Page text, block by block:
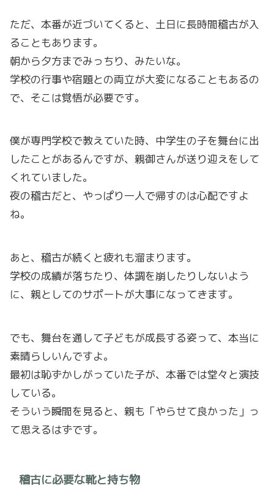
ただ、本番が近づいてくると、土日に長時間稽古が入
ることもあります。
朝から夕方までみっちり、みたいな。
学校の行事や宿題との両立が大変になることもあるの
で、そこは覚悟が必要です。
僕が専門学校で教えていた時、中学生の子を舞台に出
したことがあるんですが、親御さんが送り迎えをして
くれていました。
夜の稽古だと、やっぱり一人で帰すのは心配ですよ
ね。
あと、稽古が続くと疲れも溜まります。
学校の成績が落ちたり、体調を崩したりしないよう
に、親としてのサポートが大事になってきます。
でも、舞台を通して子どもが成長する姿って、本当に
素晴らしいんですよ。
最初は恥ずかしがっていた子が、本番では堂々と演技
している。
そういう瞬間を見ると、親も「やらせて良かった」っ
て思えるはずです。
稽古に必要な靴と持ち物